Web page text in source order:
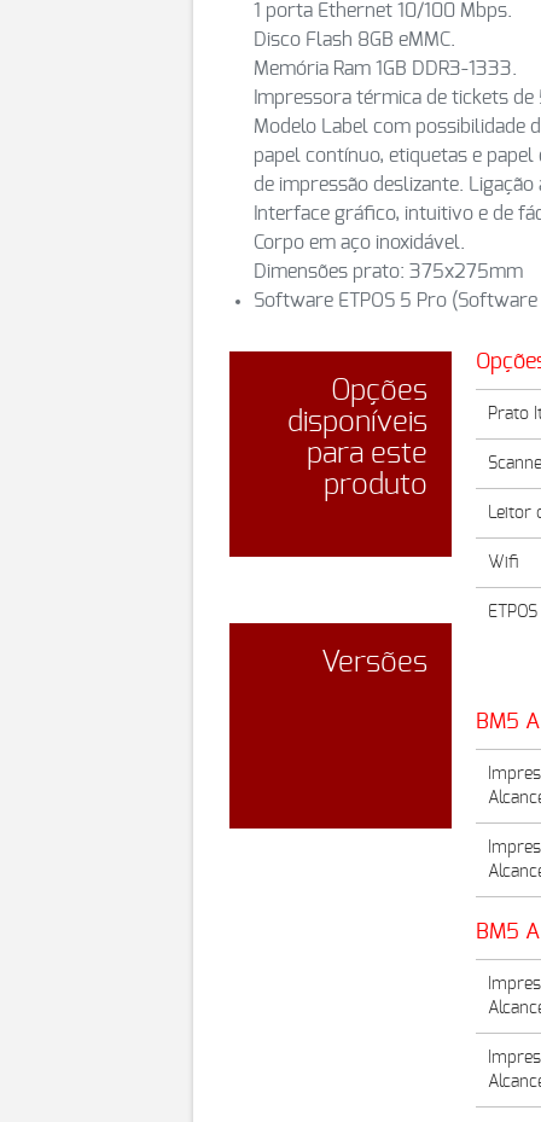
1 porta Ethernet 10/100 Mbps.
Disco Flash 8GB eMMC.
Memória Ram 1GB DDR3-1333.
Impressora térmica de tickets
Modelo Label com possibilidade
papel contínuo, etiquetas e
de impressão deslizante. Ligação
Interface gráfico, intuitivo e de
Corpo em aço inoxidável.
Dimensões prato: 375x275mm
Software ETPOS 5 Pro
Opções
disponíveis
para este
produto
Prato
Leitor
Wifi
Versões
BM5
BM5